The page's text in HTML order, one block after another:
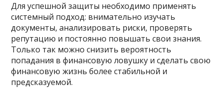
Для успешной защиты необходимо применять
системный подход: внимательно изучать
документы, анализировать риски, проверять
репутацию и постоянно повышать свои знания.
Только так можно снизить вероятность
попадания в финансовую ловушку и сделать свою
финансовую жизнь более стабильной и
предсказуемой.